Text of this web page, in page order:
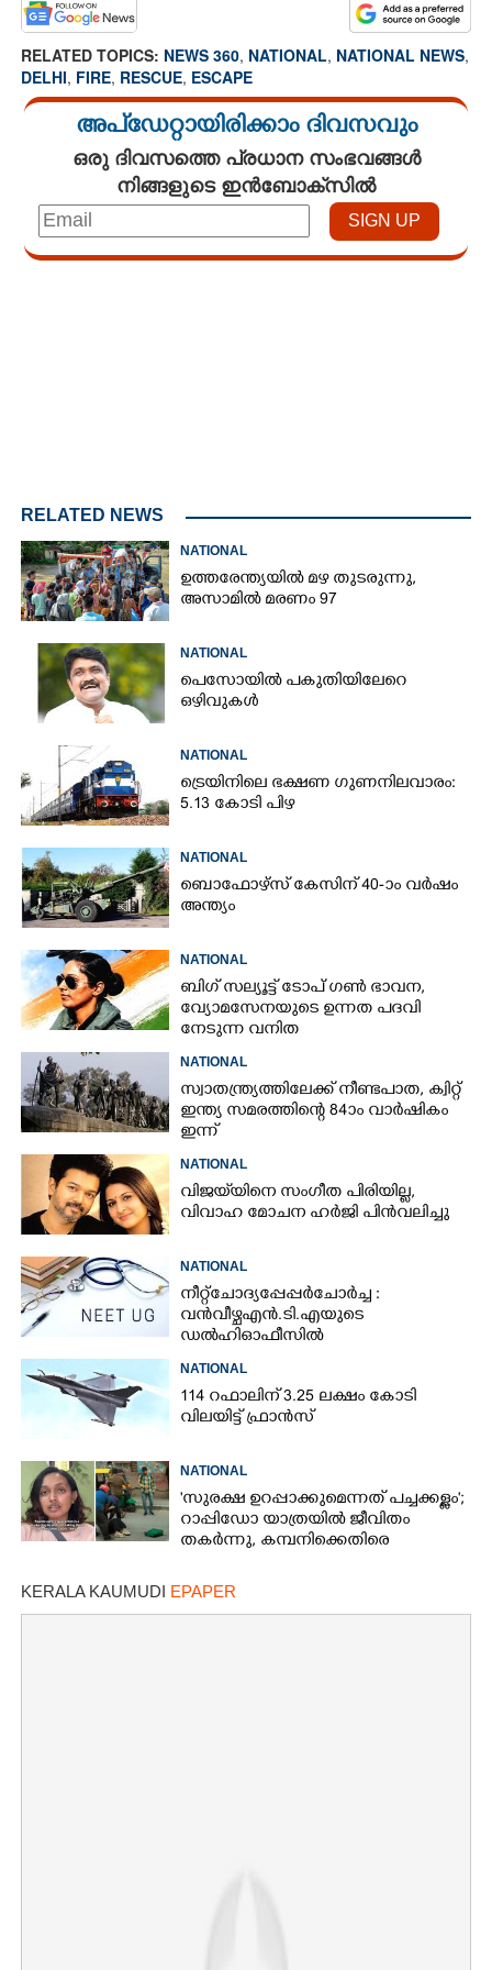
RELATED TOPICS: NEWS 360, NATIONAL, NATIONAL NEWS,
DELHI, FIRE, RESCUE, ESCAPE
അപ്ഡേറ്റായിരിക്കാം ദിവസവും
ഒരു ദിവസത്തെ പ്രധാന സംഭവങ്ങൾ
നിങ്ങളുടെ ഇൻബോക്സിൽ
RELATED NEWS
NATIONAL
ഉത്തരേന്ത്യയിൽ മഴ തുടരുന്നു,​
അസാമിൽ മരണം 97
NATIONAL
പെസോയിൽ പകുതിയിലേറെ
ഒഴിവുകൾ
NATIONAL
ട്രെയിനിലെ ഭക്ഷണ ഗുണനിലവാരം:
5.13 കോടി പിഴ
NATIONAL
ബൊഫോഴ്സ് കേസിന് 40-ാം വ‌ർഷം
അന്ത്യം
NATIONAL
ബിഗ് സല്യൂട്ട് ടോപ് ഗൺ ഭാവന,​
വ്യോമസേനയുടെ ഉന്നത പദവി
നേടുന്ന വനിത
NATIONAL
സ്വാതന്ത്ര്യത്തിലേക്ക് നീണ്ടപാത, ക്വിറ്റ്
ഇന്ത്യ സമരത്തിന്റെ 84ാം വാർഷികം
ഇന്ന്
NATIONAL
വിജയ്‌യിനെ സംഗീത പിരിയില്ല,
വിവാഹ മോചന ഹർജി പിൻവലിച്ചു
NATIONAL
നീറ്റ് ചോദ്യപ്പേപ്പർ ചോർച്ച :
വൻവീഴ്ച എൻ.ടി.എയുടെ
ഡൽഹി ഓഫീസിൽ
NATIONAL
114 റഫാലിന് 3.25 ലക്ഷം കോടി
വിലയിട്ട് ഫ്രാൻസ്
NATIONAL
'സുരക്ഷ ഉറപ്പാക്കുമെന്നത് പച്ചക്കള്ളം';
റാപ്പിഡോ യാത്രയിൽ ജീവിതം
തകർന്നു, കമ്പനിക്കെതിരെ
KERALA KAUMUDI EPAPER